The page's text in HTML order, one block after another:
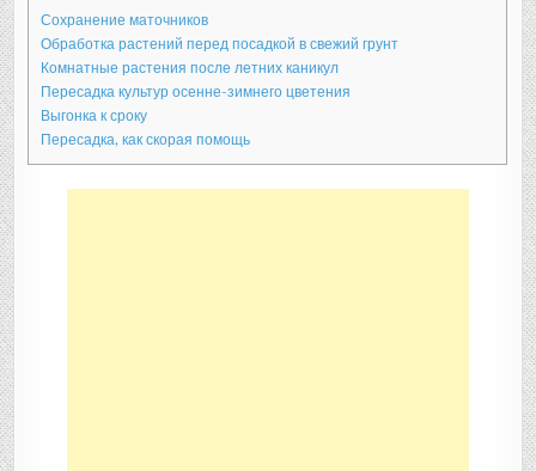
Сохранение маточников
Обработка растений перед посадкой в свежий грунт
Комнатные растения после летних каникул
Пересадка культур осенне-зимнего цветения
Выгонка к сроку
Пересадка, как скорая помощь